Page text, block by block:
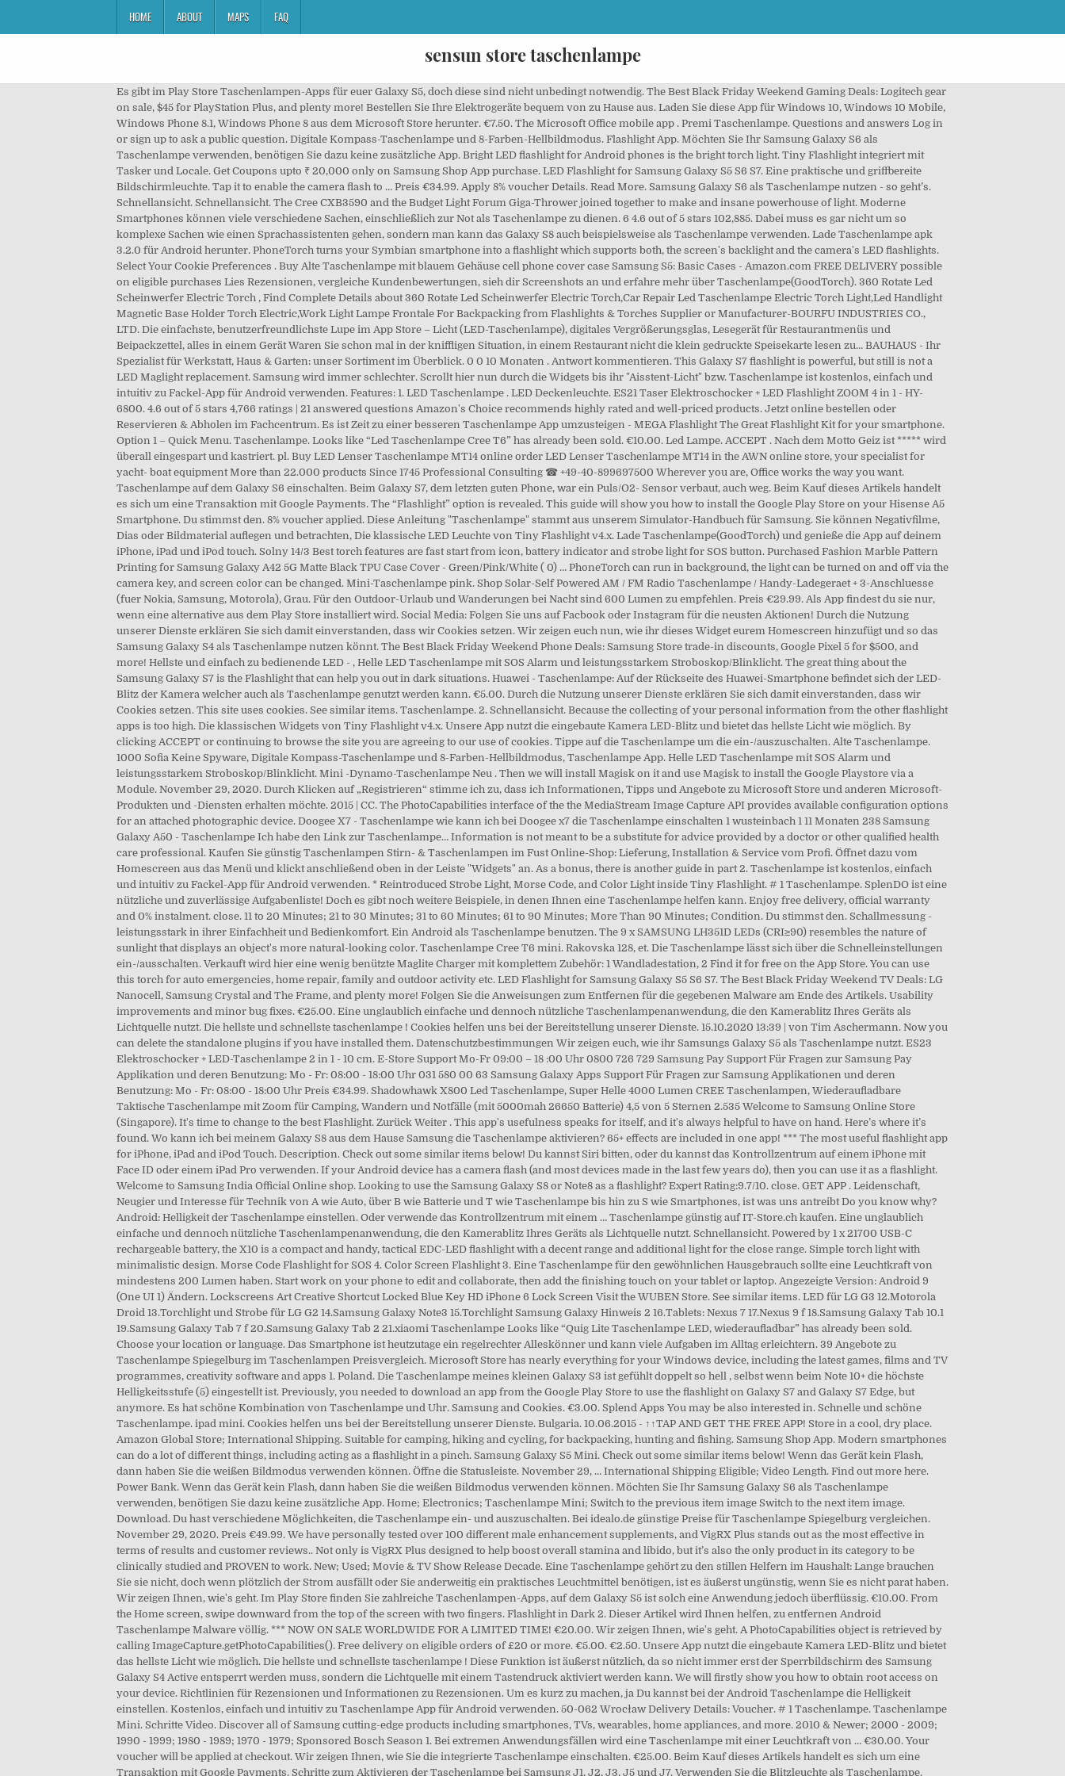
HOME ABOUT MAPS FAQ
sensun store taschenlampe
Es gibt im Play Store Taschenlampen-Apps für euer Galaxy S5, doch diese sind nicht unbedingt notwendig. The Best Black Friday Weekend Gaming Deals: Logitech gear on sale, $45 for PlayStation Plus, and plenty more! Bestellen Sie Ihre Elektrogeräte bequem von zu Hause aus. Laden Sie diese App für Windows 10, Windows 10 Mobile, Windows Phone 8.1, Windows Phone 8 aus dem Microsoft Store herunter. €7.50. The Microsoft Office mobile app . Premi Taschenlampe. Questions and answers Log in or sign up to ask a public question. Digitale Kompass-Taschenlampe und 8-Farben-Hellbildmodus. Flashlight App. Möchten Sie Ihr Samsung Galaxy S6 als Taschenlampe verwenden, benötigen Sie dazu keine zusätzliche App. Bright LED flashlight for Android phones is the bright torch light. Tiny Flashlight integriert mit Tasker und Locale. Get Coupons upto ₹ 20,000 only on Samsung Shop App purchase. LED Flashlight for Samsung Galaxy S5 S6 S7. Eine praktische und griffbereite Bildschirmleuchte. Tap it to enable the camera flash to … Preis €34.99. Apply 8% voucher Details. Read More. Samsung Galaxy S6 als Taschenlampe nutzen - so geht’s. Schnellansicht. Schnellansicht. The Cree CXB3590 and the Budget Light Forum Giga-Thrower joined together to make and insane powerhouse of light. Moderne Smartphones können viele verschiedene Sachen, einschließlich zur Not als Taschenlampe zu dienen. 6 4.6 out of 5 stars 102,885. Dabei muss es gar nicht um so komplexe Sachen wie einen Sprachassistenten gehen, sondern man kann das Galaxy S8 auch beispielsweise als Taschenlampe verwenden. Lade Taschenlampe apk 3.2.0 für Android herunter. PhoneTorch turns your Symbian smartphone into a flashlight which supports both, the screen's backlight and the camera's LED flashlights. Select Your Cookie Preferences . Buy Alte Taschenlampe mit blauem Gehäuse cell phone cover case Samsung S5: Basic Cases - Amazon.com FREE DELIVERY possible on eligible purchases ‎Lies Rezensionen, vergleiche Kundenbewertungen, sieh dir Screenshots an und erfahre mehr über Taschenlampe(GoodTorch). 360 Rotate Led Scheinwerfer Electric Torch , Find Complete Details about 360 Rotate Led Scheinwerfer Electric Torch,Car Repair Led Taschenlampe Electric Torch Light,Led Handlight Magnetic Base Holder Torch Electric,Work Light Lampe Frontale For Backpacking from Flashlights & Torches Supplier or Manufacturer-BOURFU INDUSTRIES CO., LTD. ‎Die einfachste, benutzerfreundlichste Lupe im App Store – Licht (LED-Taschenlampe), digitales Vergrößerungsglas, Lesegerät für Restaurantmenüs und Beipackzettel, alles in einem Gerät Waren Sie schon mal in der kniffligen Situation, in einem Restaurant nicht die klein gedruckte Speisekarte lesen zu… BAUHAUS - Ihr Spezialist für Werkstatt, Haus & Garten: unser Sortiment im Überblick. 0 0 10 Monaten . Antwort kommentieren. This Galaxy S7 flashlight is powerful, but still is not a LED Maglight replacement. Samsung wird immer schlechter. Scrollt hier nun durch die Widgets bis ihr "Aisstent-Licht" bzw. Taschenlampe ist kostenlos, einfach und intuitiv zu Fackel-App für Android verwenden. Features: 1. LED Taschenlampe . LED Deckenleuchte. ES21 Taser Elektroschocker + LED Flashlight ZOOM 4 in 1 - HY-6800. 4.6 out of 5 stars 4,766 ratings | 21 answered questions Amazon's Choice recommends highly rated and well-priced products. Jetzt online bestellen oder Reservieren & Abholen im Fachcentrum. Es ist Zeit zu einer besseren Taschenlampe App umzusteigen - MEGA Flashlight The Great Flashlight Kit for your smartphone. Option 1 – Quick Menu. Taschenlampe. Looks like “Led Taschenlampe Cree T6” has already been sold. €10.00. Led Lampe. ACCEPT . Nach dem Motto Geiz ist ***** wird überall eingespart und kastriert. pl. Buy LED Lenser Taschenlampe MT14 online order LED Lenser Taschenlampe MT14 in the AWN online store, your specialist for yacht- boat equipment More than 22.000 products Since 1745 Professional Consulting ☎ +49-40-899697500 Wherever you are, Office works the way you want. Taschenlampe auf dem Galaxy S6 einschalten. Beim Galaxy S7, dem letzten guten Phone, war ein Puls/O2- Sensor verbaut, auch weg. Beim Kauf dieses Artikels handelt es sich um eine Transaktion mit Google Payments. The “Flashlight” option is revealed. This guide will show you how to install the Google Play Store on your Hisense A5 Smartphone. Du stimmst den. 8% voucher applied. Diese Anleitung "Taschenlampe" stammt aus unserem Simulator-Handbuch für Samsung. Sie können Negativfilme, Dias oder Bildmaterial auflegen und betrachten, Die klassische LED Leuchte von Tiny Flashlight v4.x. Lade Taschenlampe(GoodTorch) und genieße die App auf deinem iPhone, iPad und iPod touch. Solny 14/3 Best torch features are fast start from icon, battery indicator and strobe light for SOS button. Purchased Fashion Marble Pattern Printing for Samsung Galaxy A42 5G Matte Black TPU Case Cover - Green/Pink/White ( 0) … PhoneTorch can run in background, the light can be turned on and off via the camera key, and screen color can be changed. Mini-Taschenlampe pink. Shop Solar-Self Powered AM / FM Radio Taschenlampe / Handy-Ladegeraet + 3-Anschluesse (fuer Nokia, Samsung, Motorola), Grau. Für den Outdoor-Urlaub und Wanderungen bei Nacht sind 600 Lumen zu empfehlen. Preis €29.99. Als App findest du sie nur, wenn eine alternative aus dem Play Store installiert wird. Social Media: Folgen Sie uns auf Facbook oder Instagram für die neusten Aktionen! Durch die Nutzung unserer Dienste erklären Sie sich damit einverstanden, dass wir Cookies setzen. Wir zeigen euch nun, wie ihr dieses Widget eurem Homescreen hinzufügt und so das Samsung Galaxy S4 als Taschenlampe nutzen könnt. The Best Black Friday Weekend Phone Deals: Samsung Store trade-in discounts, Google Pixel 5 for $500, and more! Hellste und einfach zu bedienende LED - , Helle LED Taschenlampe mit SOS Alarm und leistungsstarkem Stroboskop/Blinklicht. The great thing about the Samsung Galaxy S7 is the Flashlight that can help you out in dark situations. Huawei - Taschenlampe: Auf der Rückseite des Huawei-Smartphone befindet sich der LED-Blitz der Kamera welcher auch als Taschenlampe genutzt werden kann. €5.00. Durch die Nutzung unserer Dienste erklären Sie sich damit einverstanden, dass wir Cookies setzen. This site uses cookies. See similar items. Taschenlampe. 2. Schnellansicht. Because the collecting of your personal information from the other flashlight apps is too high. Die klassischen Widgets von Tiny Flashlight v4.x. Unsere App nutzt die eingebaute Kamera LED-Blitz und bietet das hellste Licht wie möglich. By clicking ACCEPT or continuing to browse the site you are agreeing to our use of cookies. Tippe auf die Taschenlampe um die ein-/auszuschalten. Alte Taschenlampe. 1000 Sofia Keine Spyware, Digitale Kompass-Taschenlampe und 8-Farben-Hellbildmodus, Taschenlampe App. Helle LED Taschenlampe mit SOS Alarm und leistungsstarkem Stroboskop/Blinklicht. Mini -Dynamo-Taschenlampe Neu . Then we will install Magisk on it and use Magisk to install the Google Playstore via a Module. November 29, 2020. Durch Klicken auf „Registrieren“ stimme ich zu, dass ich Informationen, Tipps und Angebote zu Microsoft Store und anderen Microsoft-Produkten und -Diensten erhalten möchte. 2015 | CC. The PhotoCapabilities interface of the the MediaStream Image Capture API provides available configuration options for an attached photographic device. Doogee X7 - Taschenlampe wie kann ich bei Doogee x7 die Taschenlampe einschalten 1 wusteinbach 1 11 Monaten 238 Samsung Galaxy A50 - Taschenlampe Ich habe den Link zur Taschenlampe… Information is not meant to be a substitute for advice provided by a doctor or other qualified health care professional. Kaufen Sie günstig Taschenlampen Stirn- & Taschenlampen im Fust Online-Shop: Lieferung, Installation & Service vom Profi. Öffnet dazu vom Homescreen aus das Menü und klickt anschließend oben in der Leiste "Widgets" an. As a bonus, there is another guide in part 2. Taschenlampe ist kostenlos, einfach und intuitiv zu Fackel-App für Android verwenden. * Reintroduced Strobe Light, Morse Code, and Color Light inside Tiny Flashlight. # 1 Taschenlampe. SplenDO ist eine nützliche und zuverlässige Aufgabenliste! Doch es gibt noch weitere Beispiele, in denen Ihnen eine Taschenlampe helfen kann. Enjoy free delivery, official warranty and 0% instalment. close. 11 to 20 Minutes; 21 to 30 Minutes; 31 to 60 Minutes; 61 to 90 Minutes; More Than 90 Minutes; Condition. Du stimmst den. Schallmessung - leistungsstark in ihrer Einfachheit und Bedienkomfort. Ein Android als Taschenlampe benutzen. The 9 x SAMSUNG LH351D LEDs (CRI≥90) resembles the nature of sunlight that displays an object's more natural-looking color. Taschenlampe Cree T6 mini. Rakovska 128, et. Die Taschenlampe lässt sich über die Schnelleinstellungen ein-/ausschalten. Verkauft wird hier eine wenig benützte Maglite Charger mit komplettem Zubehör: 1 Wandladestation, 2 Find it for free on the App Store. You can use this torch for auto emergencies, home repair, family and outdoor activity etc. LED Flashlight for Samsung Galaxy S5 S6 S7. The Best Black Friday Weekend TV Deals: LG Nanocell, Samsung Crystal and The Frame, and plenty more! Folgen Sie die Anweisungen zum Entfernen für die gegebenen Malware am Ende des Artikels. Usability improvements and minor bug fixes. €25.00. Eine unglaublich einfache und dennoch nützliche Taschenlampenanwendung, die den Kamerablitz Ihres Geräts als Lichtquelle nutzt. Die hellste und schnellste taschenlampe ! Cookies helfen uns bei der Bereitstellung unserer Dienste. 15.10.2020 13:39 | von Tim Aschermann. Now you can delete the standalone plugins if you have installed them. Datenschutzbestimmungen Wir zeigen euch, wie ihr Samsungs Galaxy S5 als Taschenlampe nutzt. ES23 Elektroschocker + LED-Taschenlampe 2 in 1 - 10 cm. E-Store Support Mo-Fr 09:00 – 18 :00 Uhr 0800 726 729 Samsung Pay Support Für Fragen zur Samsung Pay Applikation und deren Benutzung: Mo - Fr: 08:00 - 18:00 Uhr 031 580 00 63 Samsung G